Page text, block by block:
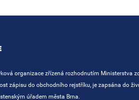
organizace zřízená rozhodnutím Ministerstva
zápisu do obchodního rejstříku, je zapsána do
úřadem města Brna.